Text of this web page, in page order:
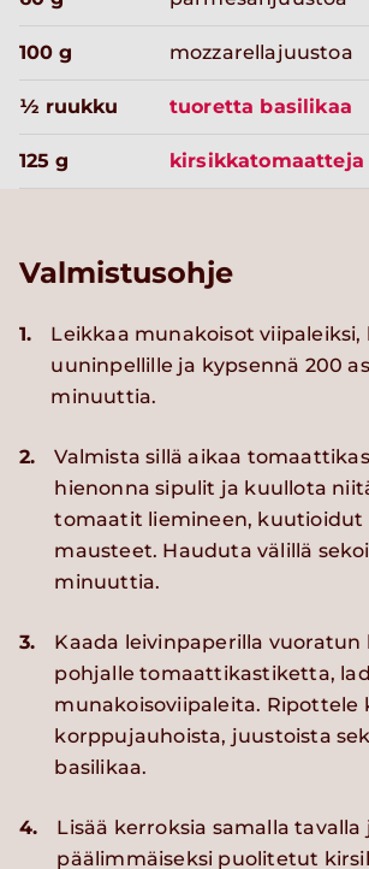
100 g mozzarellajuustoa
½ ruukku tuoretta basilikaa
125 g kirsikkatomaatteja
Valmistusohje
1.
Leikkaa munakoisot viipaleiksi,
uuninpellille ja kypsennä 200
minuuttia.
2.
Valmista sillä aikaa
hienonna sipulit ja kuullota
tomaatit liemineen, kuutioidut
mausteet. Hauduta välillä
minuuttia.
3.
Kaada leivinpaperilla vuoratun
pohjalle tomaattikastiketta,
munakoisoviipaleita. Ripottele
korppujauhoista, juustoista
basilikaa.
4.
Lisää kerroksia samalla tavalla
päälimmäiseksi puolitetut